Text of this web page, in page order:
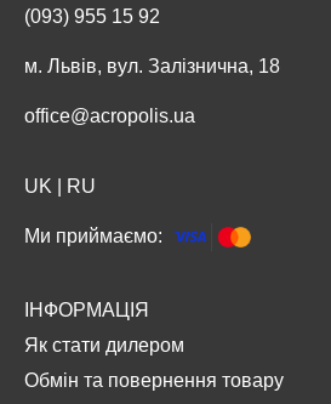
(093) 955 15 92
м. Львів, вул. Залізнична, 18
office@acropolis.ua
UK RU
Ми приймаємо:
ІНФОРМАЦІЯ
Як стати дилером
Обмін та повернення товару